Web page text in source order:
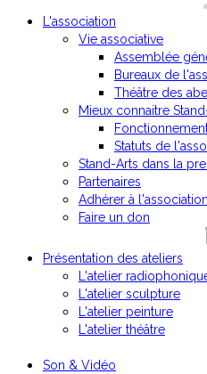
L'association
Vie associative
Assemblée
Bureaux de
Théâtre des
Mieux connaitre
Statuts de
Stand-Arts dans la
Partenaires
Adhérer à l'association
Faire un don
Présentation des ateliers
L'atelier
L'atelier sculpture
L'atelier peinture
L'atelier théâtre
Son & Vidéo